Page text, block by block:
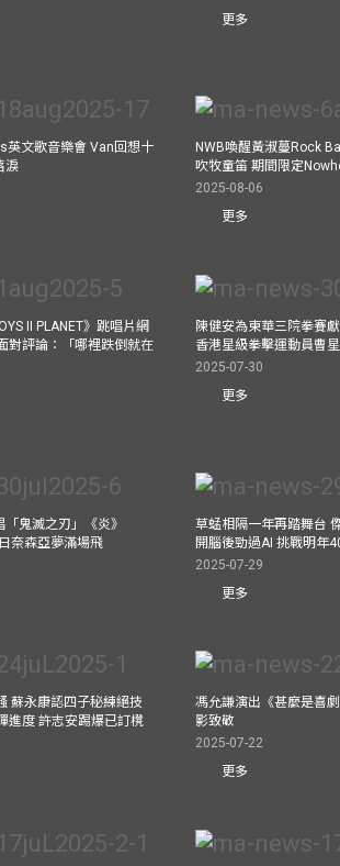
更多
英文歌音樂會 Van回想十
淚
NWB喚醒黃淑蔓Rock
吹牧童笛 期間限定
2025-08-06
更多
II PLANET》跳唱片網
對評論：「哪裡跌倒就在
陳健安為東華三院拳賽
香港星級拳擊運動員曹
2025-07-30
更多
鬼滅之刃」《炎》
奈森亞夢滿場飛
草蜢相隔一年再踏舞台
開腦後勁過AI 挑戰明年
2025-07-29
更多
蘇永康認四子秘練絕技
進度 許志安踢爆已訂櫈
馮允謙演出《甚麼是喜
影致敬
2025-07-22
更多